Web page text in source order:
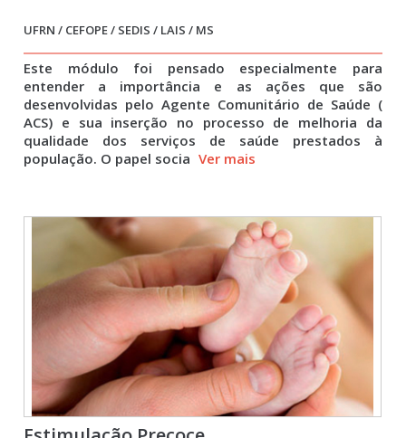
UFRN / CEFOPE / SEDIS / LAIS / MS
Este módulo foi pensado especialmente para
entender a importância e as ações que são
desenvolvidas pelo Agente Comunitário de Saúde (
ACS) e sua inserção no processo de melhoria da
qualidade dos serviços de saúde prestados à
população. O papel socia Ver mais